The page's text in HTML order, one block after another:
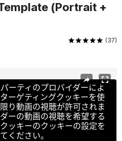
(Portrait +
(37)
ーティのプロバイダーによ
ーゲティングクッキーを使
り動画の視聴が許可されま
ーの動画の視聴を希望する
ッキーのクッキーの設定を
ください。